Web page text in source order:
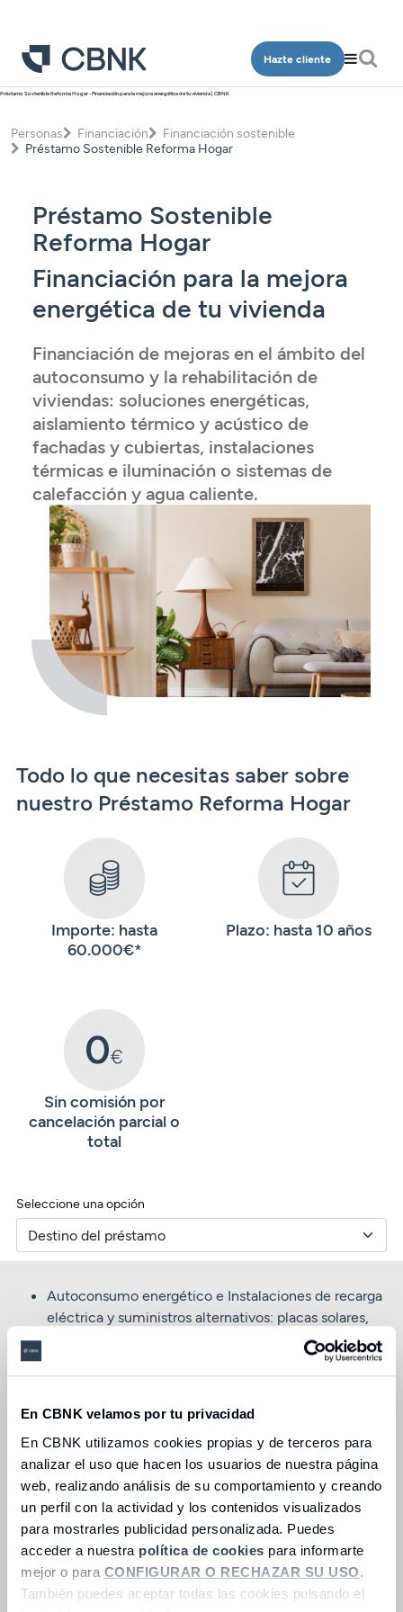
En CBNK velamos por tu privacidad
En CBNK utilizamos cookies propias y de terceros para
analizar el uso que hacen los usuarios de nuestra página
web, realizando análisis de su comportamiento y creando
un perfil con la actividad y los contenidos visualizados
para mostrarles publicidad personalizada. Puedes
acceder a nuestra política de cookies para informarte
mejor o para CONFIGURAR O RECHAZAR SU USO.
También puedes aceptar todas las cookies pulsando el
Hazte cliente
Personas
Programa Más CBNK
Depósitos
Financiación
Inversión
Planes de pensiones
Tarjetas
Seguros
Servicios
Empresa
Financiación
Avales
Banca Partner
Tarjetas
Seguros
Servicios
Banca Privada
Planes de pensiones
Programa Más CBNK
Cuentas
Depósitos
Financiación
Inversión
Planes de pensiones
Tarjetas
Seguros
Servicios
Expatriados
Salud
Programa Más CBNK Farma
Cuentas
Depósitos
Financiación
Inversión
Planes de pensiones
Tarjetas
Seguros
Servicios
Conócenos
Oficinas
Contacto
ES
Acceso clientes
Préstamo Sostenible Reforma Hogar - Financiación para la mejora energética de tu vivienda | CBNK
Personas Financiación
Financiación sostenible
Préstamo Sostenible Reforma Hogar
Préstamo Sostenible
Reforma Hogar
Financiación para la mejora
energética de tu vivienda
Financiación de mejoras en el ámbito del
autoconsumo y la rehabilitación de
viviendas: soluciones energéticas,
aislamiento térmico y acústico de
fachadas y cubiertas, instalaciones
térmicas e iluminación o sistemas de
calefacción y agua caliente.
Todo lo que necesitas saber sobre
nuestro Préstamo Reforma Hogar
Importe: hasta
60.000€*
Plazo: hasta 10 años
Sin comisión por
cancelación parcial o
total
Seleccione una opción
Autoconsumo energético e Instalaciones de recarga
eléctrica y suministros alternativos: placas solares,
Aislamiento térmico y acústico de fachadas y
cubiertas mediante incorporación de aislamiento
aislantes: doble o triple acristalamiento, rotura de
puente térmico y gas inerte entre las cámaras.
Instalaciones térmicas e iluminación, incluyendo:
equipos de aerotermia, biomasa, energía solar o
geotérmica, luces LED
Instalación de sistemas de calefacción y agua
caliente, mediante calderas de condensación o de
biomasa y bomba de calor con calificaciones
energéticas tipo A+, A++, A+++ (Antiguo